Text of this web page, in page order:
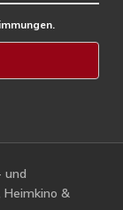
und
Heimkino &